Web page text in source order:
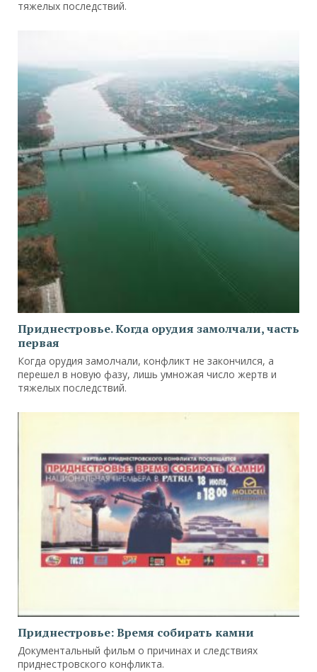
тяжелых последствий.
Приднестровье. Когда орудия замолчали, часть
первая
Когда орудия замолчали, конфликт не закончился, а
перешел в новую фазу, лишь умножая число жертв и
тяжелых последствий.
Приднестровье: Время собирать камни
Документальный фильм о причинах и следствиях
приднестровского конфликта.